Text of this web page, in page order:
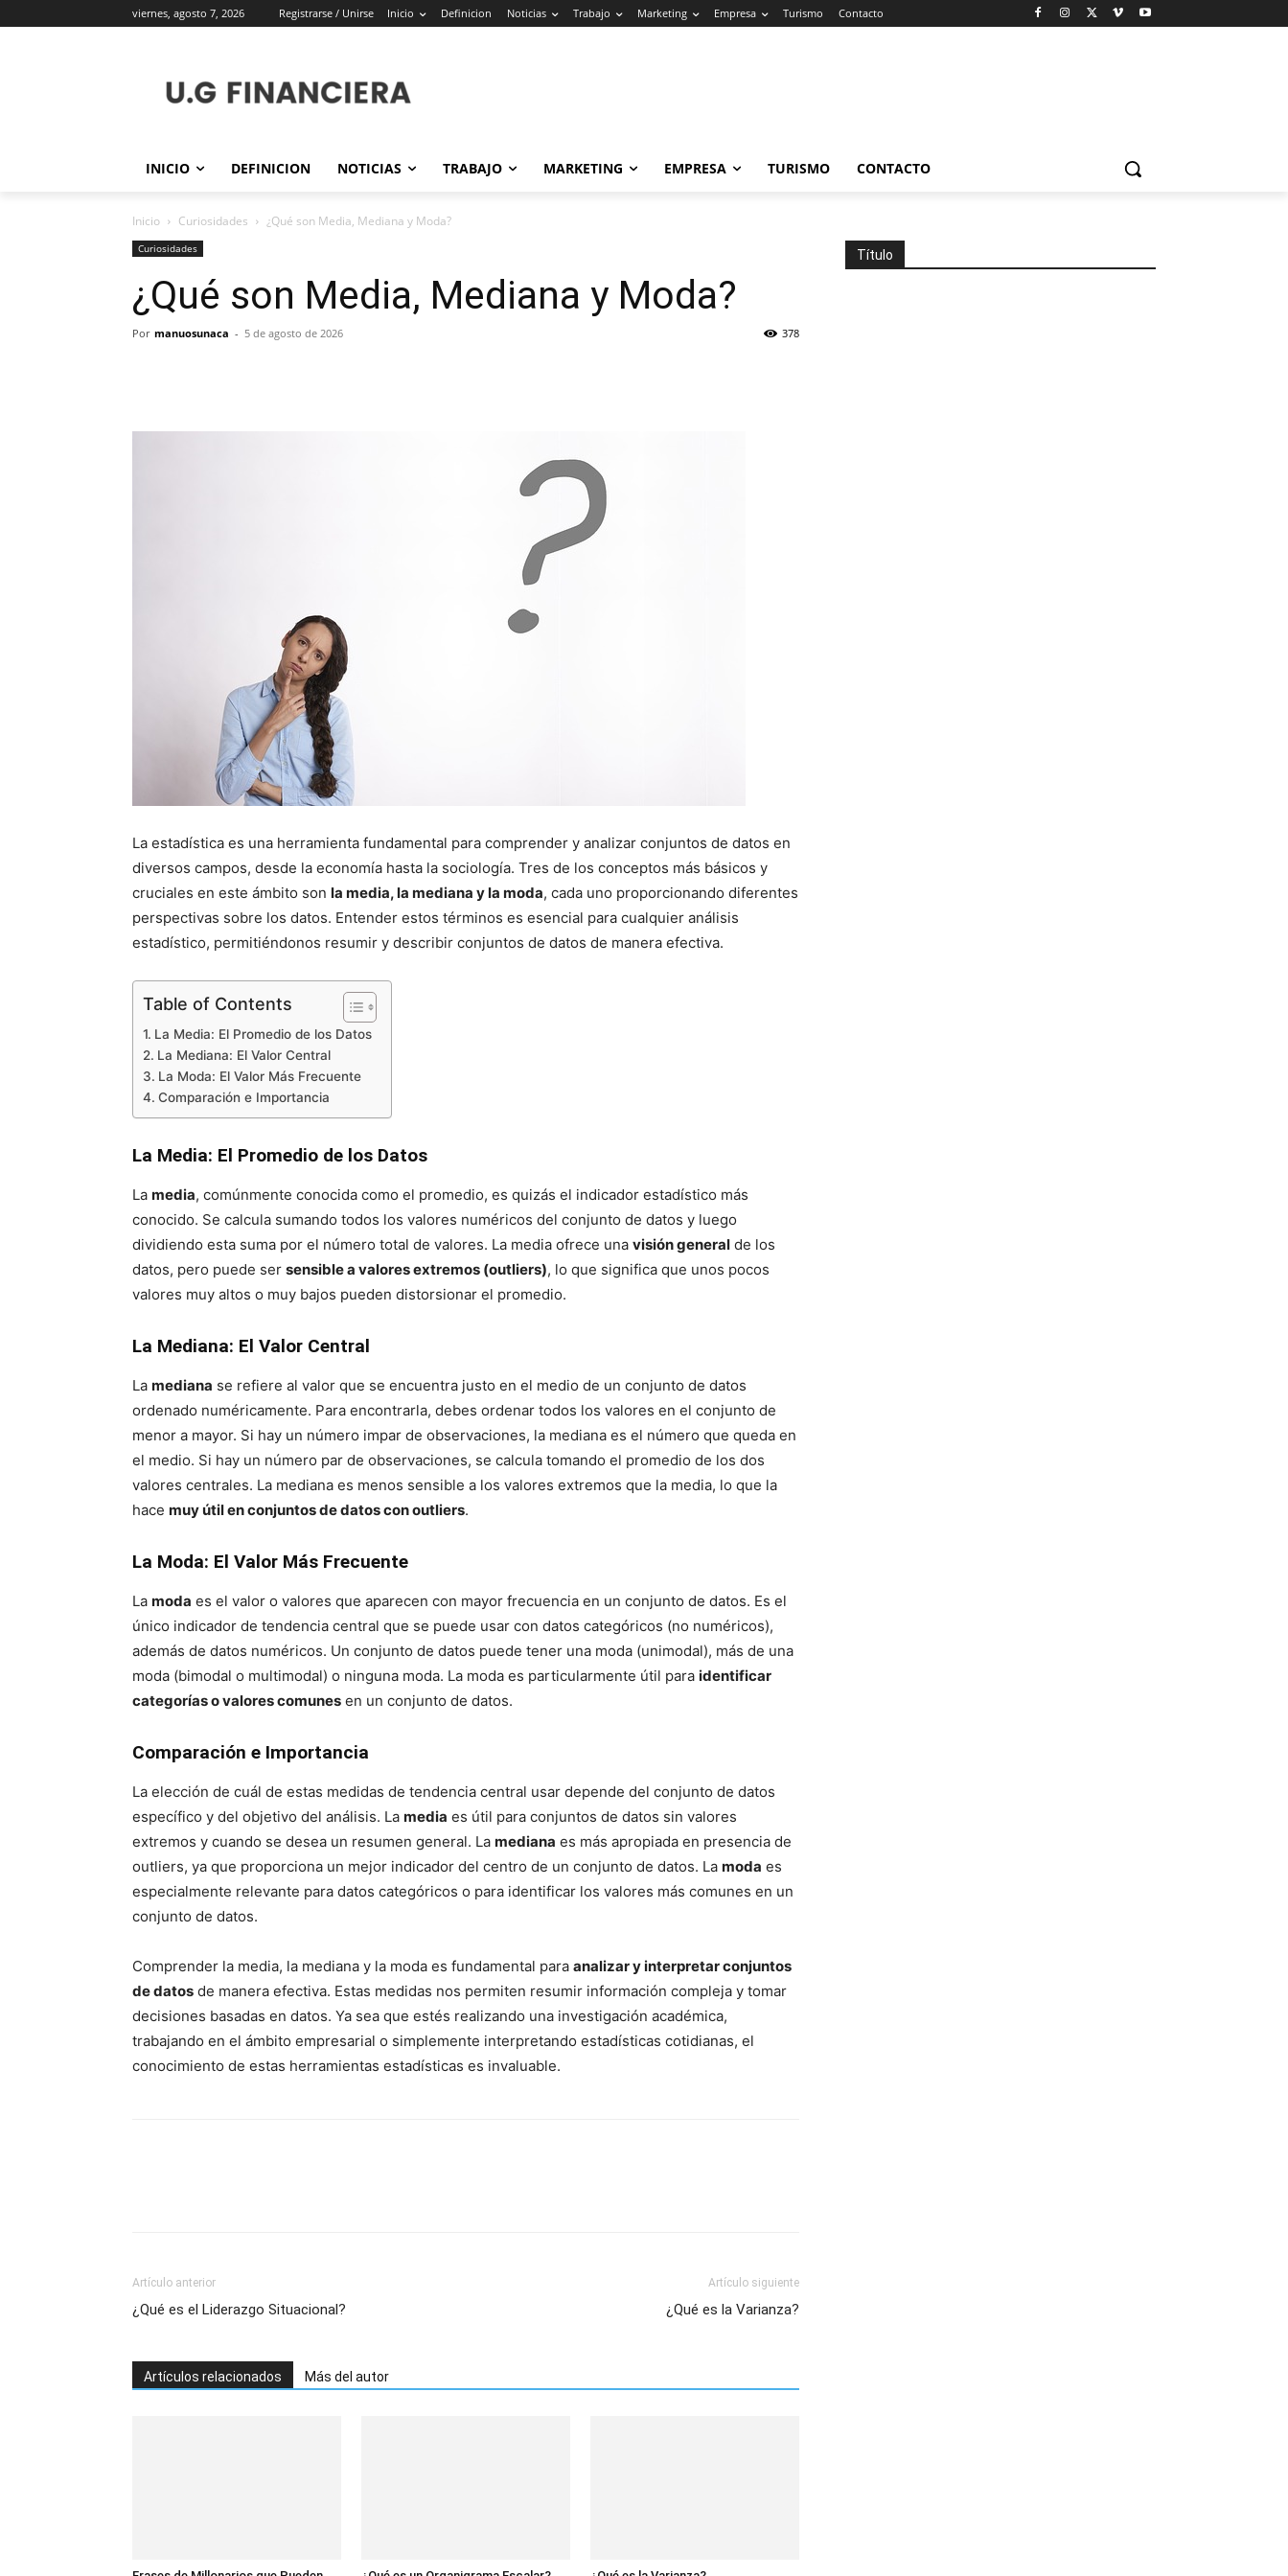
viernes, agosto 7, 2026 Registrarse / Unirse Inicio Definicion Noticias Trabajo Marketing Empresa Turismo Contacto
INICIO DEFINICION NOTICIAS TRABAJO MARKETING EMPRESA TURISMO CONTACTO
Inicio Curiosidades ¿Qué son Media, Mediana y Moda?
Curiosidades
¿Qué son Media, Mediana y Moda?
Por manuosunaca - 5 de agosto de 2026 378
La estadística es una herramienta fundamental para comprender y analizar conjuntos de datos en
diversos campos, desde la economía hasta la sociología. Tres de los conceptos más básicos y
cruciales en este ámbito son la media, la mediana y la moda, cada uno proporcionando diferentes
perspectivas sobre los datos. Entender estos términos es esencial para cualquier análisis
estadístico, permitiéndonos resumir y describir conjuntos de datos de manera efectiva.
Table of Contents
La Media: El Promedio de los Datos
La Mediana: El Valor Central
La Moda: El Valor Más Frecuente
Comparación e Importancia
La Media: El Promedio de los Datos
La media, comúnmente conocida como el promedio, es quizás el indicador estadístico más
conocido. Se calcula sumando todos los valores numéricos del conjunto de datos y luego
dividiendo esta suma por el número total de valores. La media ofrece una visión general de los
datos, pero puede ser sensible a valores extremos (outliers), lo que significa que unos pocos
valores muy altos o muy bajos pueden distorsionar el promedio.
La Mediana: El Valor Central
La mediana se refiere al valor que se encuentra justo en el medio de un conjunto de datos
ordenado numéricamente. Para encontrarla, debes ordenar todos los valores en el conjunto de
menor a mayor. Si hay un número impar de observaciones, la mediana es el número que queda en
el medio. Si hay un número par de observaciones, se calcula tomando el promedio de los dos
valores centrales. La mediana es menos sensible a los valores extremos que la media, lo que la
hace muy útil en conjuntos de datos con outliers.
La Moda: El Valor Más Frecuente
La moda es el valor o valores que aparecen con mayor frecuencia en un conjunto de datos. Es el
único indicador de tendencia central que se puede usar con datos categóricos (no numéricos),
además de datos numéricos. Un conjunto de datos puede tener una moda (unimodal), más de una
moda (bimodal o multimodal) o ninguna moda. La moda es particularmente útil para identificar
categorías o valores comunes en un conjunto de datos.
Comparación e Importancia
La elección de cuál de estas medidas de tendencia central usar depende del conjunto de datos
específico y del objetivo del análisis. La media es útil para conjuntos de datos sin valores
extremos y cuando se desea un resumen general. La mediana es más apropiada en presencia de
outliers, ya que proporciona un mejor indicador del centro de un conjunto de datos. La moda es
especialmente relevante para datos categóricos o para identificar los valores más comunes en un
conjunto de datos.
Comprender la media, la mediana y la moda es fundamental para analizar y interpretar conjuntos
de datos de manera efectiva. Estas medidas nos permiten resumir información compleja y tomar
decisiones basadas en datos. Ya sea que estés realizando una investigación académica,
trabajando en el ámbito empresarial o simplemente interpretando estadísticas cotidianas, el
conocimiento de estas herramientas estadísticas es invaluable.
Artículo anterior
¿Qué es el Liderazgo Situacional?
Artículo siguiente
¿Qué es la Varianza?
Artículos relacionados Más del autor
Título